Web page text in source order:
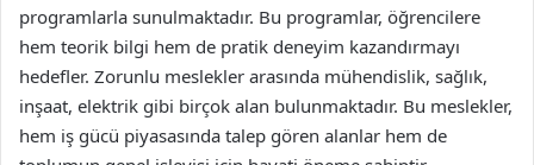
programlarla sunulmaktadır. Bu programlar, öğrencilere
hem teorik bilgi hem de pratik deneyim kazandırmayı
hedefler. Zorunlu meslekler arasında mühendislik, sağlık,
inşaat, elektrik gibi birçok alan bulunmaktadır. Bu meslekler,
hem iş gücü piyasasında talep gören alanlar hem de